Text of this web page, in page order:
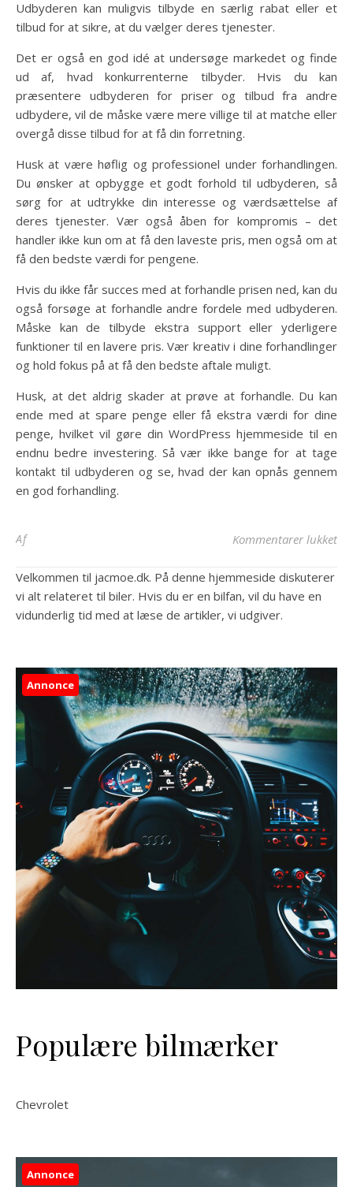
Udbyderen kan muligvis tilbyde en særlig rabat eller et
tilbud for at sikre, at du vælger deres tjenester.
Det er også en god idé at undersøge markedet og finde
ud af, hvad konkurrenterne tilbyder. Hvis du kan
præsentere udbyderen for priser og tilbud fra andre
udbydere, vil de måske være mere villige til at matche eller
overgå disse tilbud for at få din forretning.
Husk at være høflig og professionel under forhandlingen.
Du ønsker at opbygge et godt forhold til udbyderen, så
sørg for at udtrykke din interesse og værdsættelse af
deres tjenester. Vær også åben for kompromis – det
handler ikke kun om at få den laveste pris, men også om at
få den bedste værdi for pengene.
Hvis du ikke får succes med at forhandle prisen ned, kan du
også forsøge at forhandle andre fordele med udbyderen.
Måske kan de tilbyde ekstra support eller yderligere
funktioner til en lavere pris. Vær kreativ i dine forhandlinger
og hold fokus på at få den bedste aftale muligt.
Husk, at det aldrig skader at prøve at forhandle. Du kan
ende med at spare penge eller få ekstra værdi for dine
penge, hvilket vil gøre din WordPress hjemmeside til en
endnu bedre investering. Så vær ikke bange for at tage
kontakt til udbyderen og se, hvad der kan opnås gennem
en god forhandling.
Af Kommentarer lukkettil
Velkommen til jacmoe.dk. På denne hjemmeside diskuterer
vi alt relateret til biler. Hvis du er en bilfan, vil du have en
vidunderlig tid med at læse de artikler, vi udgiver.
Annonce
Populære bilmærker
Chevrolet
Annonce